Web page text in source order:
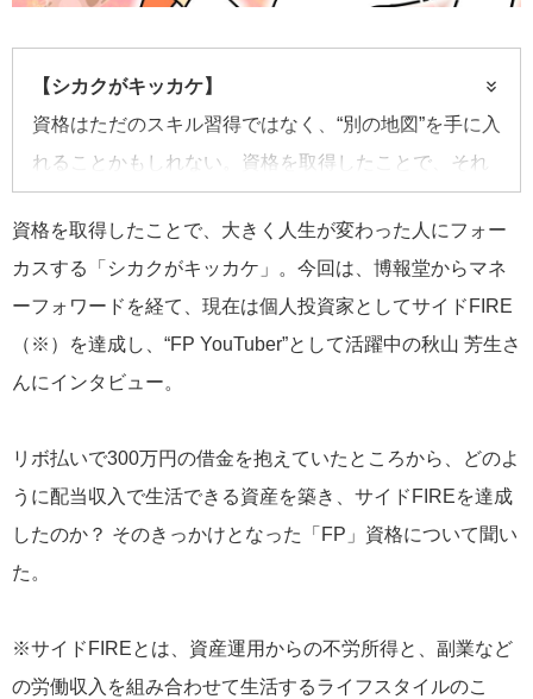
【シカクがキッカケ】
資格はただのスキル習得ではなく、“別の地図”を手に入
れることかもしれない。資格を取得したことで、それ
ーカスするインタビュー連載。
資格を取得したことで、大きく人生が変わった人にフォー
カスする「シカクがキッカケ」。今回は、博報堂からマネ
ーフォワードを経て、現在は個人投資家としてサイドFIRE
（※）を達成し、“FP YouTuber”として活躍中の秋山 芳生さ
んにインタビュー。
リボ払いで300万円の借金を抱えていたところから、どのよ
うに配当収入で生活できる資産を築き、サイドFIREを達成
したのか？ そのきっかけとなった「FP」資格について聞い
た。
※サイドFIREとは、資産運用からの不労所得と、副業など
の労働収入を組み合わせて生活するライフスタイルのこ